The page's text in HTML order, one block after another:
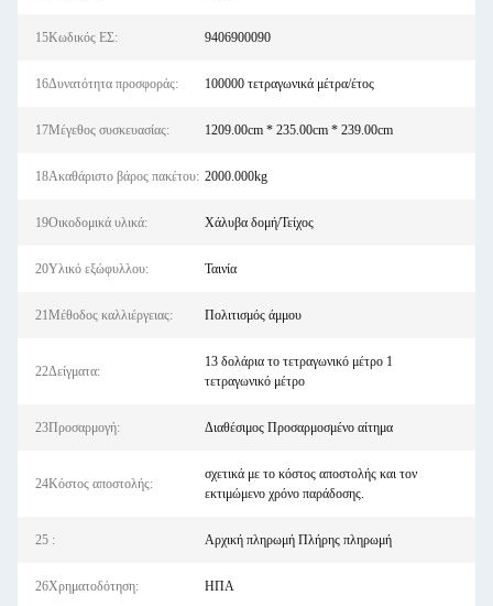
15Κωδικός ΕΣ: 9406900090
16Δυνατότητα προσφοράς: 100000 τετραγωνικά μέτρα/έτος
17Μέγεθος συσκευασίας: 1209.00cm * 235.00cm * 239.00cm
18Ακαθάριστο βάρος πακέτου: 2000.000kg
19Οικοδομικά υλικά: Χάλυβα δομή/Τείχος
20Υλικό εξώφυλλου: Ταινία
21Μέθοδος καλλιέργειας: Πολιτισμός άμμου
22Δείγματα:
13 δολάρια το τετραγωνικό μέτρο 1
τετραγωνικό μέτρο
23Προσαρμογή: Διαθέσιμος Προσαρμοσμένο αίτημα
24Κόστος αποστολής:
σχετικά με το κόστος αποστολής και τον
εκτιμώμενο χρόνο παράδοσης.
25 : Αρχική πληρωμή Πλήρης πληρωμή
26Χρηματοδότηση: ΗΠΑ